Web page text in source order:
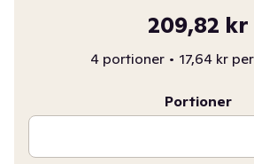
209,82 kr
4 portioner • 17,64 kr
Portioner